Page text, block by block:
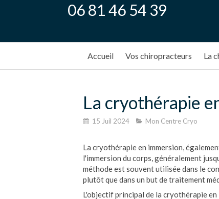
06 81 46 54 39
Accueil Vos chiropracteurs La
La cryothérapie
15 Juil 2024 Mon Centre Cryo
La cryothérapie en immersion,
l'immersion du corps, généralement
méthode est souvent utilisée dans le
plutôt que dans un but de traitement
L'objectif principal de la cryothérapie